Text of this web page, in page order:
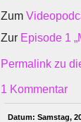
Zum
Zur Episode 1
Permalink zu
1 Kommentar
Datum: Samstag,